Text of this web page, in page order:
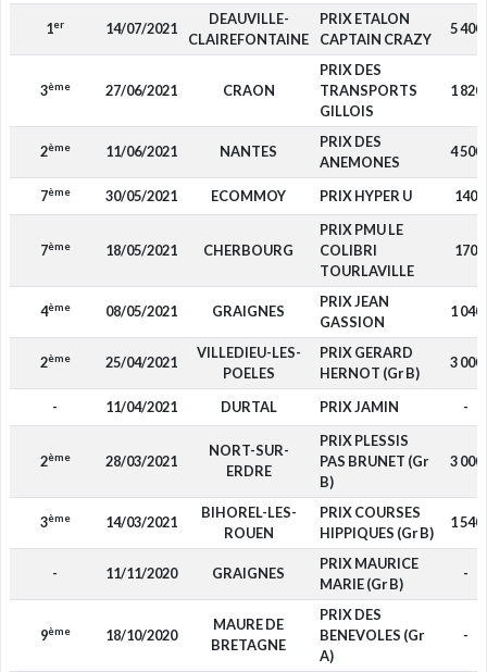
1er 14/07/2021
DEAUVILLE-
CLAIREFONTAINE
PRIX ETALON
CAPTAIN CRAZY
5 400
3ème 27/06/2021 CRAON
PRIX DES
TRANSPORTS
GILLOIS
1 820
2ème 11/06/2021 NANTES
PRIX DES
ANEMONES
4 500
7ème 30/05/2021 ECOMMOY PRIX HYPER U 140
7ème 18/05/2021 CHERBOURG
PRIX PMU LE
COLIBRI
TOURLAVILLE
170
4ème 08/05/2021 GRAIGNES
PRIX JEAN
GASSION
1 040
2ème 25/04/2021
VILLEDIEU-LES-
POELES
PRIX GERARD
HERNOT (Gr B)
3 000
- 11/04/2021 DURTAL PRIX JAMIN -
2ème 28/03/2021
NORT-SUR-
ERDRE
PRIX PLESSIS
PAS BRUNET (Gr
B)
3 000
3ème 14/03/2021
BIHOREL-LES-
ROUEN
PRIX COURSES
HIPPIQUES (Gr B)
1 540
- 11/11/2020 GRAIGNES
PRIX MAURICE
MARIE (Gr B)
-
9ème 18/10/2020
MAURE DE
BRETAGNE
PRIX DES
BENEVOLES (Gr
A)
-